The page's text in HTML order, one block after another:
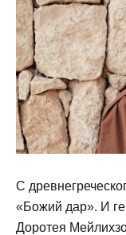
С
«Божий дар». И
Доротея